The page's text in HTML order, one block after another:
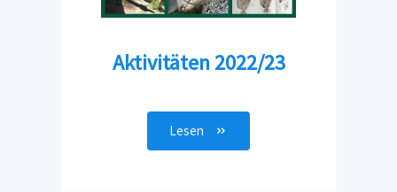
Aktivitäten 2022/23
Lesen